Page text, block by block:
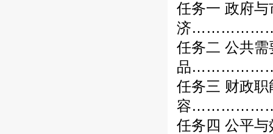
任务一 政府与
济
任务二 公共
品
任务三 财政
容
任务四 公平